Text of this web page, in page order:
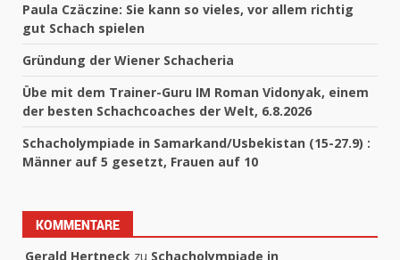
Paula Czäczine: Sie kann so vieles, vor allem richtig
gut Schach spielen
Gründung der Wiener Schacheria
Übe mit dem Trainer-Guru IM Roman Vidonyak, einem
der besten Schachcoaches der Welt, 6.8.2026
Schacholympiade in Samarkand/Usbekistan (15-27.9) :
Männer auf 5 gesetzt, Frauen auf 10
KOMMENTARE
Gerald Hertneck zu Schacholympiade in